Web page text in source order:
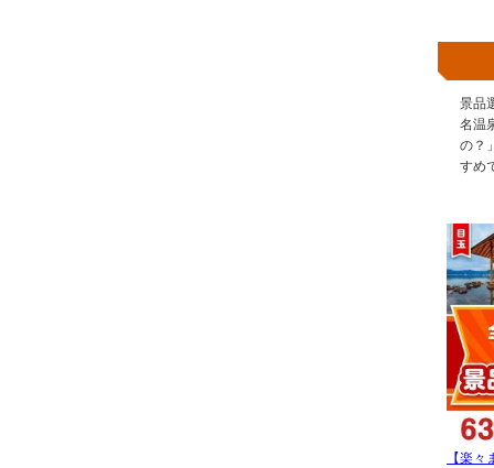
景品
名温
の？
すめ
【楽